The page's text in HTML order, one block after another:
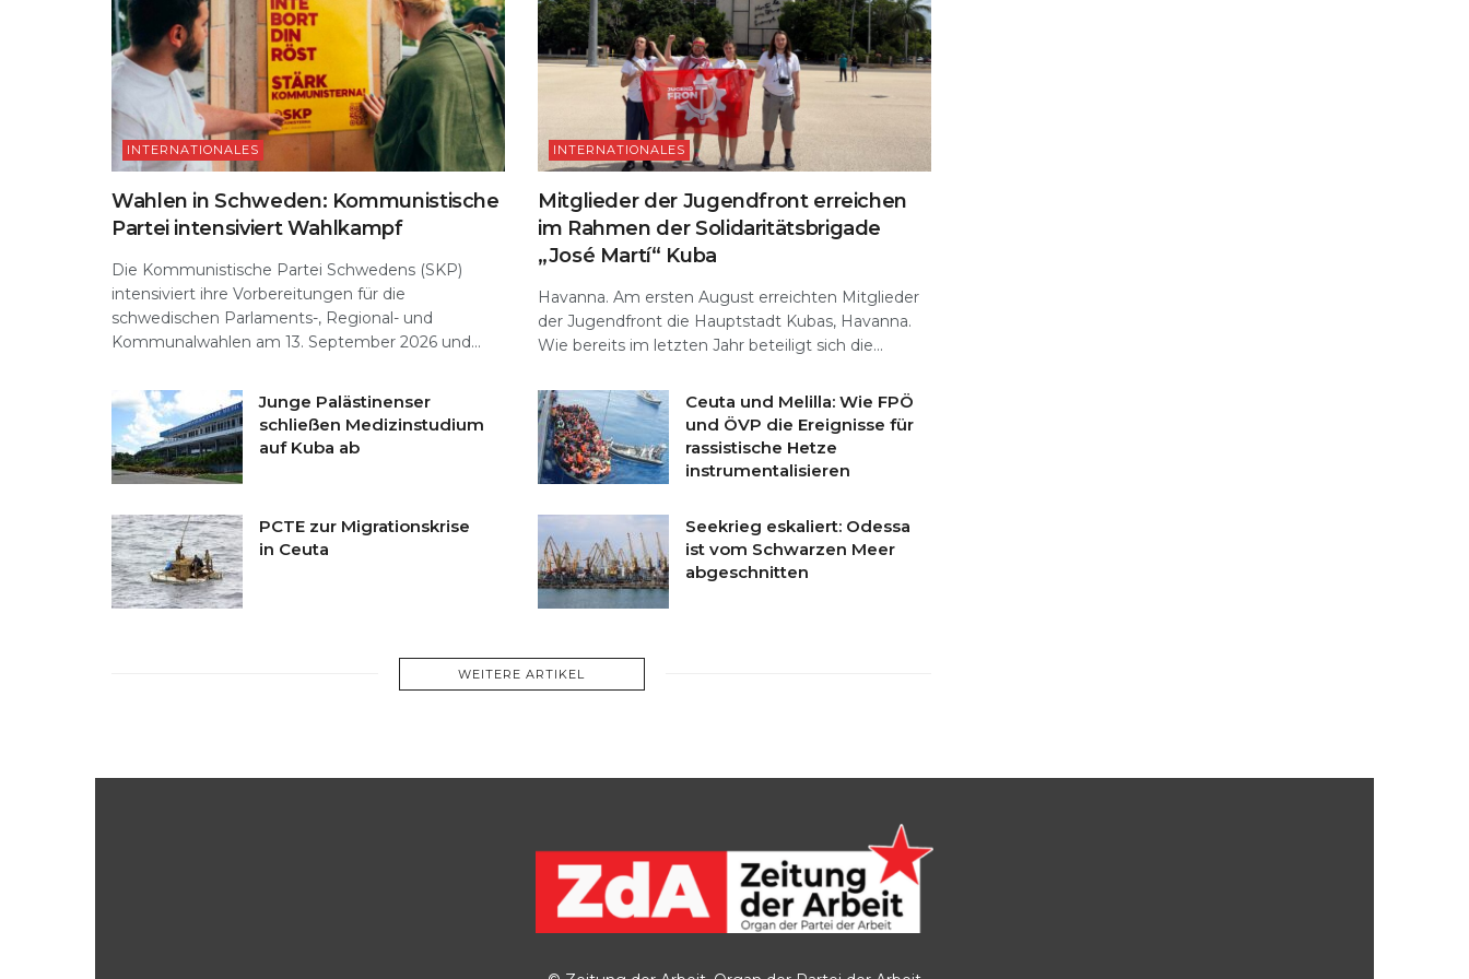
INTERNATIONALES
Wahlen in Schweden: Kommunistische
Partei intensiviert Wahlkampf
Die Kommunistische Partei Schwedens (SKP)
intensiviert ihre Vorbereitungen für die
schwedischen Parlaments-, Regional- und
Kommunalwahlen am 13. September 2026 und...
INTERNATIONALES
Mitglieder der Jugendfront erreichen
im Rahmen der Solidaritätsbrigade
„José Martí“ Kuba
Havanna. Am ersten August erreichten Mitglieder
der Jugendfront die Hauptstadt Kubas, Havanna.
Wie bereits im letzten Jahr beteiligt sich die...
Junge Palästinenser
schließen Medizinstudium
auf Kuba ab
Ceuta und Melilla: Wie FPÖ
und ÖVP die Ereignisse für
rassistische Hetze
instrumentalisieren
PCTE zur Migrationskrise
in Ceuta
Seekrieg eskaliert: Odessa
ist vom Schwarzen Meer
abgeschnitten
WEITERE ARTIKEL